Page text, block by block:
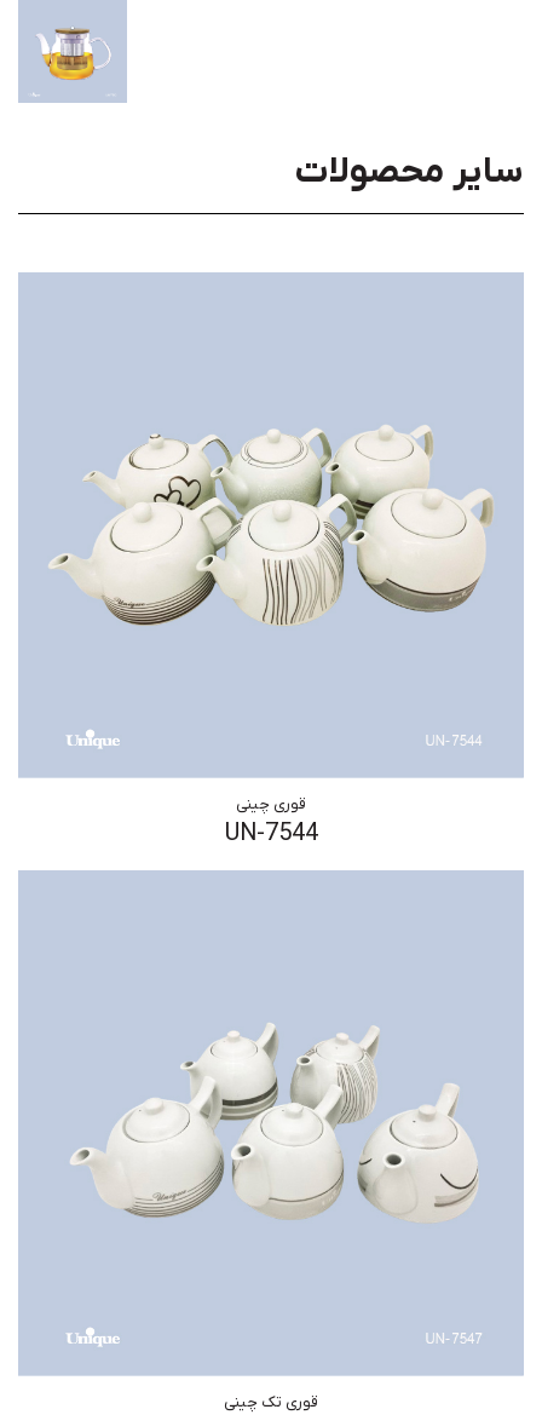
سایر محصولات
قوری چینی
UN-7544
قوری تک چینی